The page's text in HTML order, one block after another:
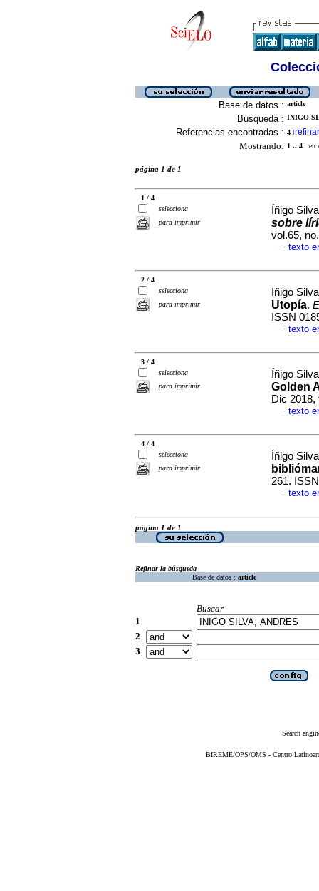
Base de datos : article
Búsqueda : INIGO
Referencias encontradas : 4 [refinar
Mostrando: 1 .. 4 en
página 1 de 1
1 / 4
selecciona
para imprimir
Íñigo
sobre
vol.65,
· texto
2 / 4
selecciona
para imprimir
Iñigo
Utopía.
ISSN
· texto
3 / 4
selecciona
para imprimir
Íñigo
Golden
Dic 2018,
· texto
4 / 4
selecciona
para imprimir
Íñigo
261.
· texto
página 1 de 1
Refinar la búsqueda
Base de datos : article
Buscar
1
2
3
Search
BIREME/OPS/OMS - Centro